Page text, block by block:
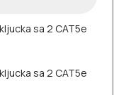
sa 2 CAT5e
sa 2 CAT5e